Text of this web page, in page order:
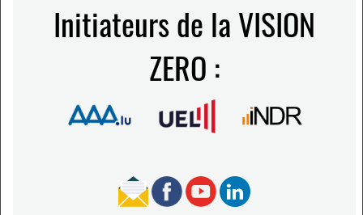
Initiateurs de la VISION
ZERO :